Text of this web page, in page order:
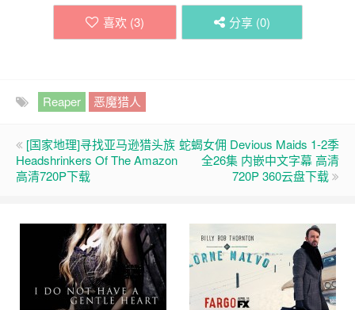
喜欢 (3) 分享 (0)
Reaper 恶魔猎人
[国家地理]寻找亚马逊猎头族
Headshrinkers Of The Amazon
高清720P下载
蛇蝎女佣 Devious Maids 1-2季
全26集 内嵌中文字幕 高清
720P 360云盘下载